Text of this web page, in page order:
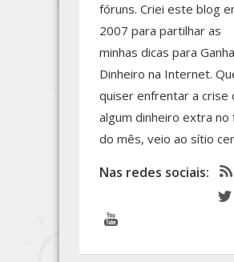
fóruns. Criei este blog
2007 para partilhar as
minhas dicas para
Dinheiro na Internet.
quiser enfrentar a crise
algum dinheiro extra no
do mês, veio ao sítio
Nas redes sociais: